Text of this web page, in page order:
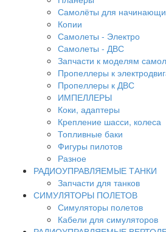
Самолёты для
Копии
Самолеты - Электро
Самолеты - ДВС
Запчасти к моделям
Пропеллеры к
Пропеллеры к ДВС
ИМПЕЛЛЕРЫ
Коки, адаптеры
Крепление шасси, колеса
Топливные баки
Фигуры пилотов
Разное
РАДИОУПРАВЛЯЕМЫЕ ТАНКИ
Запчасти для танков
СИМУЛЯТОРЫ ПОЛЕТОВ
Симуляторы полетов
Кабели для симуляторов